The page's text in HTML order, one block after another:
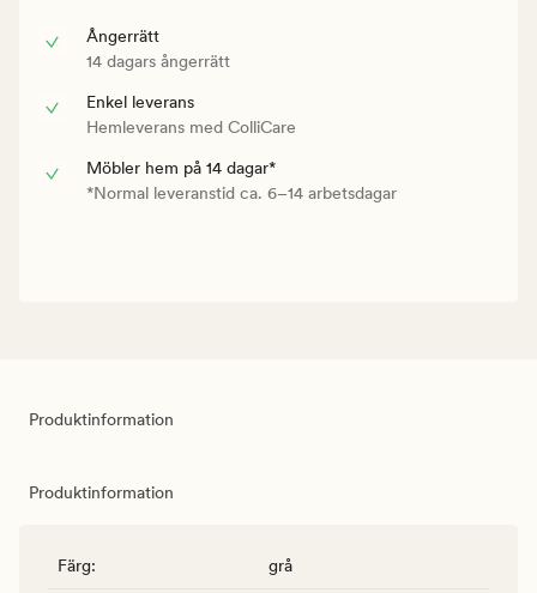
Ångerrätt
14 dagars ångerrätt
Enkel leverans
Hemleverans med ColliCare
Möbler hem på 14 dagar*
*Normal leveranstid ca. 6–14 arbetsdagar
Produktinformation
Produktinformation
Färg: grå